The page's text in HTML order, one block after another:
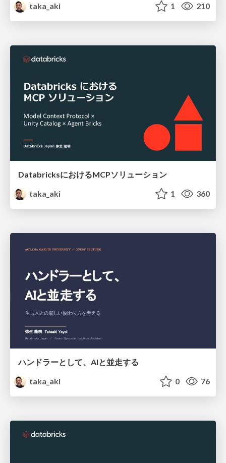
taka_aki
1 210
DatabricksにおけるMCPソリューション
taka_aki
1 360
ハンドラーとして、AIと並走する
taka_aki
0 76